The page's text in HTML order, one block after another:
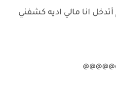
أتدخل انا مالي اديه كشفني